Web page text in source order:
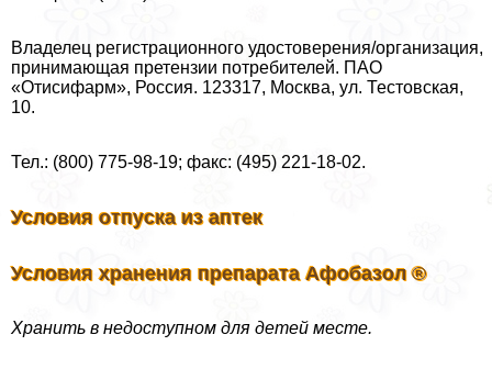
Владелец регистрационного удостоверения/организация,
принимающая претензии потребителей. ПАО
«Отисифарм», Россия. 123317, Москва, ул. Тестовская,
10.
Тел.: (800) 775-98-19; факс: (495) 221-18-02.
Условия отпуска из аптек
Условия хранения препарата Афобазол ®
Хранить в недоступном для детей месте.